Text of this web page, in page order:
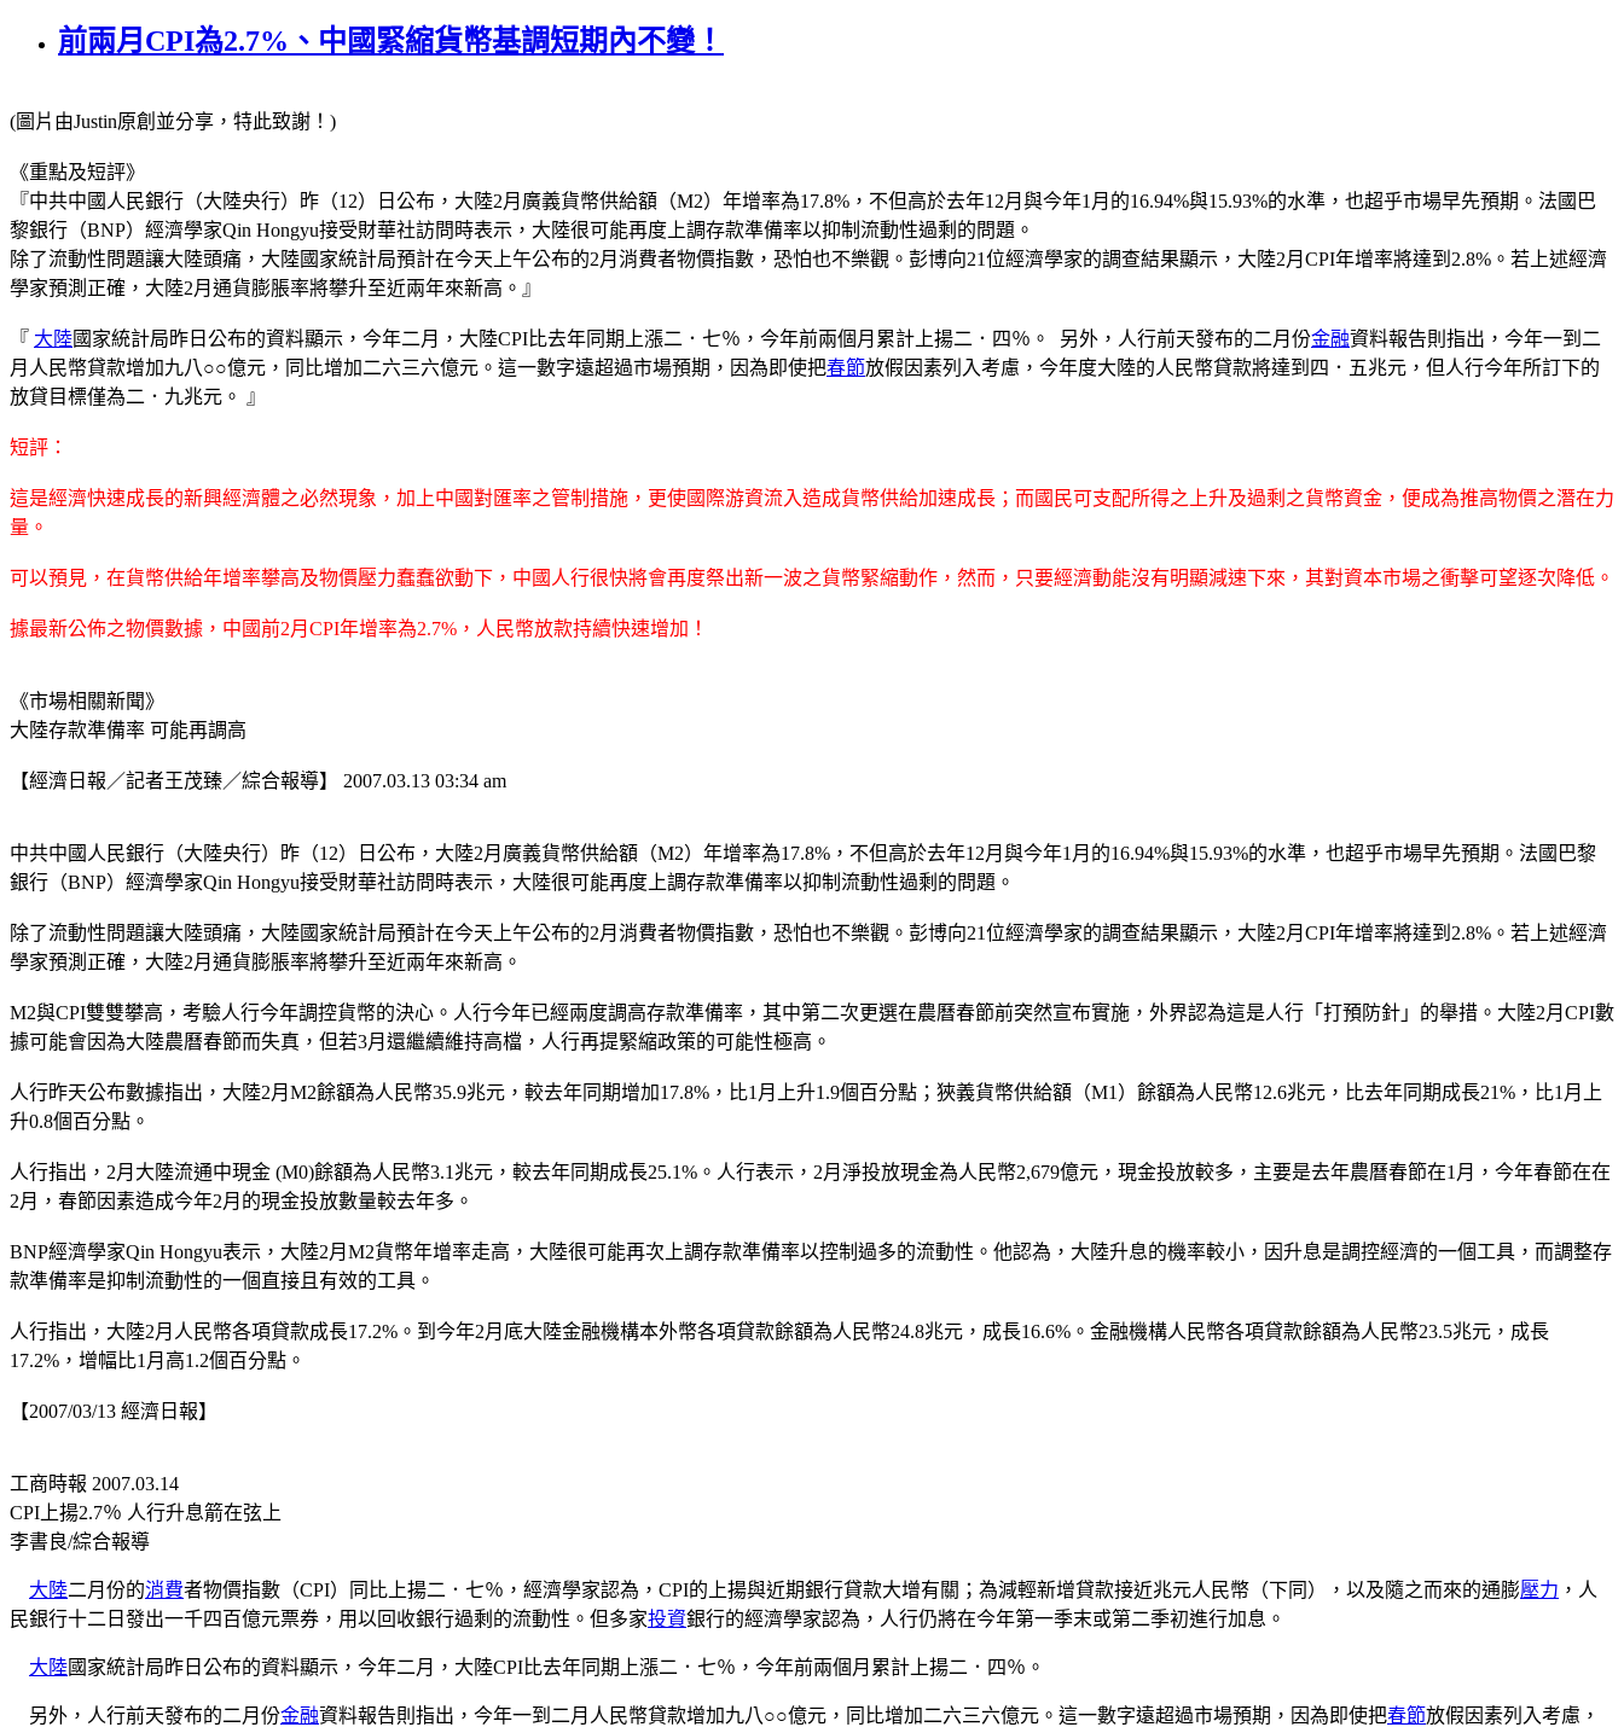
前兩月CPI為2.7%、中國緊縮貨幣基調短期內不變！
(圖片由Justin原創並分享，特此致謝！)
《重點及短評》
『中共中國人民銀行（大陸央行）昨（12）日公布，大陸2月廣義貨幣供給額（M2）年增率為17.8%，不但高於去年12月與今年1月的16.94%與15.93%的水準，也超乎市場早先預期。法國巴
黎銀行（BNP）經濟學家Qin Hongyu接受財華社訪問時表示，大陸很可能再度上調存款準備率以抑制流動性過剩的問題。
除了流動性問題讓大陸頭痛，大陸國家統計局預計在今天上午公布的2月消費者物價指數，恐怕也不樂觀。彭博向21位經濟學家的調查結果顯示，大陸2月CPI年增率將達到2.8%。若上述經濟
學家預測正確，大陸2月通貨膨脹率將攀升至近兩年來新高。』
『 大陸國家統計局昨日公布的資料顯示，今年二月，大陸CPI比去年同期上漲二．七％，今年前兩個月累計上揚二．四％。 另外，人行前天發布的二月份金融資料報告則指出，今年一到二
月人民幣貸款增加九八○○億元，同比增加二六三六億元。這一數字遠超過市場預期，因為即使把春節放假因素列入考慮，今年度大陸的人民幣貸款將達到四．五兆元，但人行今年所訂下的
放貸目標僅為二．九兆元。 』
短評：
這是經濟快速成長的新興經濟體之必然現象，加上中國對匯率之管制措施，更使國際游資流入造成貨幣供給加速成長；而國民可支配所得之上升及過剩之貨幣資金，便成為推高物價之潛在力
量。
可以預見，在貨幣供給年增率攀高及物價壓力蠢蠢欲動下，中國人行很快將會再度祭出新一波之貨幣緊縮動作，然而，只要經濟動能沒有明顯減速下來，其對資本市場之衝擊可望逐次降低。
據最新公佈之物價數據，中國前2月CPI年增率為2.7%，人民幣放款持續快速增加！
《市場相關新聞》
大陸存款準備率 可能再調高
【經濟日報／記者王茂臻／綜合報導】 2007.03.13 03:34 am
中共中國人民銀行（大陸央行）昨（12）日公布，大陸2月廣義貨幣供給額（M2）年增率為17.8%，不但高於去年12月與今年1月的16.94%與15.93%的水準，也超乎市場早先預期。法國巴黎
銀行（BNP）經濟學家Qin Hongyu接受財華社訪問時表示，大陸很可能再度上調存款準備率以抑制流動性過剩的問題。
除了流動性問題讓大陸頭痛，大陸國家統計局預計在今天上午公布的2月消費者物價指數，恐怕也不樂觀。彭博向21位經濟學家的調查結果顯示，大陸2月CPI年增率將達到2.8%。若上述經濟
學家預測正確，大陸2月通貨膨脹率將攀升至近兩年來新高。
M2與CPI雙雙攀高，考驗人行今年調控貨幣的決心。人行今年已經兩度調高存款準備率，其中第二次更選在農曆春節前突然宣布實施，外界認為這是人行「打預防針」的舉措。大陸2月CPI數
據可能會因為大陸農曆春節而失真，但若3月還繼續維持高檔，人行再提緊縮政策的可能性極高。
人行昨天公布數據指出，大陸2月M2餘額為人民幣35.9兆元，較去年同期增加17.8%，比1月上升1.9個百分點；狹義貨幣供給額（M1）餘額為人民幣12.6兆元，比去年同期成長21%，比1月上
升0.8個百分點。
人行指出，2月大陸流通中現金 (M0)餘額為人民幣3.1兆元，較去年同期成長25.1%。人行表示，2月淨投放現金為人民幣2,679億元，現金投放較多，主要是去年農曆春節在1月，今年春節在在
2月，春節因素造成今年2月的現金投放數量較去年多。
BNP經濟學家Qin Hongyu表示，大陸2月M2貨幣年增率走高，大陸很可能再次上調存款準備率以控制過多的流動性。他認為，大陸升息的機率較小，因升息是調控經濟的一個工具，而調整存
款準備率是抑制流動性的一個直接且有效的工具。
人行指出，大陸2月人民幣各項貸款成長17.2%。到今年2月底大陸金融機構本外幣各項貸款餘額為人民幣24.8兆元，成長16.6%。金融機構人民幣各項貸款餘額為人民幣23.5兆元，成長
17.2%，增幅比1月高1.2個百分點。
【2007/03/13 經濟日報】
工商時報 2007.03.14
CPI上揚2.7％ 人行升息箭在弦上
李書良/綜合報導
大陸二月份的消費者物價指數（CPI）同比上揚二．七％，經濟學家認為，CPI的上揚與近期銀行貸款大增有關；為減輕新增貸款接近兆元人民幣（下同），以及隨之而來的通膨壓力 ，人
民銀行十二日發出一千四百億元票券，用以回收銀行過剩的流動性。但多家投資銀行的經濟學家認為，人行仍將在今年第一季末或第二季初進行加息。
大陸國家統計局昨日公布的資料顯示，今年二月，大陸CPI比去年同期上漲二．七％，今年前兩個月累計上揚二．四％。
另外，人行前天發布的二月份金融資料報告則指出，今年一到二月人民幣貸款增加九八○○億元，同比增加二六三六億元。這一數字遠超過市場預期，因為即使把春節放假因素列入考慮，